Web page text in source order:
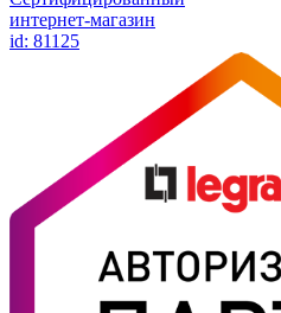
интернет-магазин
id: 81125